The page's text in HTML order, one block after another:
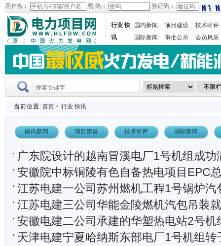
用户名： 密 码： 验证码：
行业 快
讯
国内新闻 项目建设
技术时评
国际新闻
审批公示 会员风采
当前位置: 首页> 行业 快讯
国内新闻 项目建设 技术时评 国际新闻
广东院设计的越南冒溪电厂1号机组成功
安徽院中标铜陵有色自备热电项目EPC
江苏电建一公司苏州燃机工程1号锅炉汽
江苏电建三公司华能金陵燃机汽包吊装
安徽电建二公司承建的华塑热电站2号机组汽轮机冲
天津电建宁夏哈纳斯东部电厂1号机组转